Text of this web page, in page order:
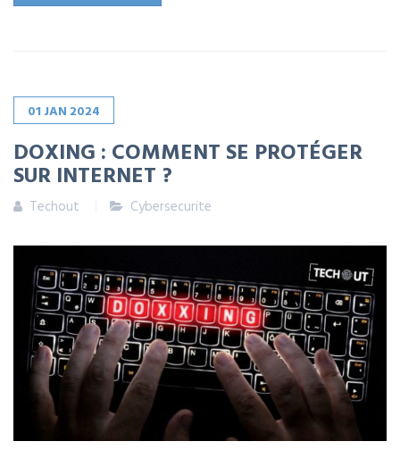
01 JAN 2024
DOXING : COMMENT SE PROTÉGER
SUR INTERNET ?
Techout Cybersecurite